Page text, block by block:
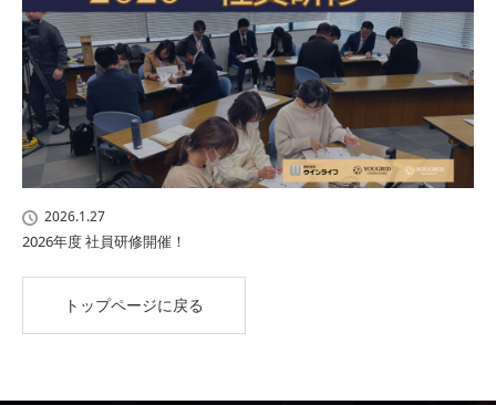
2026.1.27
2026年度 社員研修開催！
トップページに戻る